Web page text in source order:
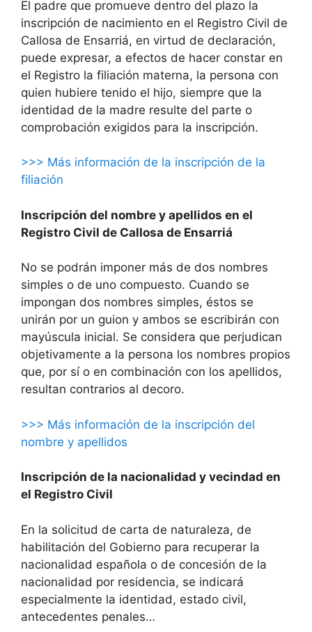
El padre que promueve dentro del plazo la
inscripción de nacimiento en el Registro Civil de
Callosa de Ensarriá, en virtud de declaración,
puede expresar, a efectos de hacer constar en
el Registro la filiación materna, la persona con
quien hubiere tenido el hijo, siempre que la
identidad de la madre resulte del parte o
comprobación exigidos para la inscripción.
>>> Más información de la inscripción de la
filiación
Inscripción del nombre y apellidos en el
Registro Civil de Callosa de Ensarriá
No se podrán imponer más de dos nombres
simples o de uno compuesto. Cuando se
impongan dos nombres simples, éstos se
unirán por un guion y ambos se escribirán con
mayúscula inicial. Se considera que perjudican
objetivamente a la persona los nombres propios
que, por sí o en combinación con los apellidos,
resultan contrarios al decoro.
>>> Más información de la inscripción del
nombre y apellidos
Inscripción de la nacionalidad y vecindad en
el Registro Civil
En la solicitud de carta de naturaleza, de
habilitación del Gobierno para recuperar la
nacionalidad española o de concesión de la
nacionalidad por residencia, se indicará
especialmente la identidad, estado civil,
antecedentes penales…